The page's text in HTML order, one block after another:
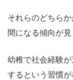
それらのどちら
間になる傾向が見
幼稚で社会経験
するという習慣